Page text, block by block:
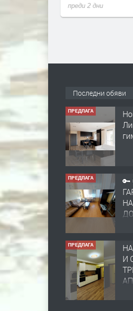
преди 2 дни
Последни обяви
ПРЕДЛАГА
ПРЕДЛАГА
ПРЕДЛАГА
И